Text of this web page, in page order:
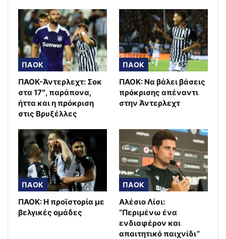
ΠΑΟΚ
ΠΑΟΚ-Άντερλεχτ: Σοκ
στα 17″, παράπονα,
ήττα και η πρόκριση
στις Βρυξέλλες
ΠΑΟΚ
ΠΑΟΚ: Να βάλει βάσεις
πρόκρισης απέναντι
στην Άντερλεχτ
ΠΑΟΚ
ΠΑΟΚ: Η προϊστορία με
βελγικές ομάδες
ΠΑΟΚ
Αλέσιο Λίσι:
“Περιμένω ένα
ενδιαφέρον και
απαιτητικό παιχνίδι”